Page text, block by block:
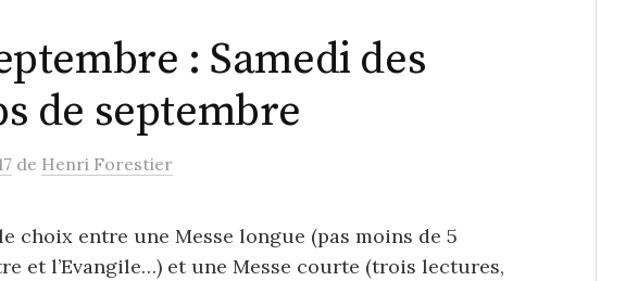
: Samedi des
de septembre
de Henri Forestier
choix entre une Messe longue (pas moins de 5
et l’Evangile…) et une Messe courte (trois lectures,